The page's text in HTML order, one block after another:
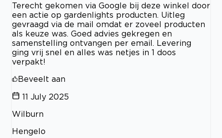
Terecht gekomen via Google bij deze winkel door
een actie op gardenlights producten. Uitleg
gevraagd via de mail omdat er zoveel producten
als keuze was. Goed advies gekregen en
samenstelling ontvangen per email. Levering
ging vrij snel en alles was netjes in 1 doos
verpakt!
Beveelt aan
11 July 2025
Wilburn
Hengelo